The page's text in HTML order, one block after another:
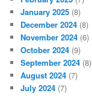
January 2025 (8)
December 2024 (8)
November 2024 (6)
October 2024 (9)
September 2024 (8)
August 2024 (7)
July 2024 (7)